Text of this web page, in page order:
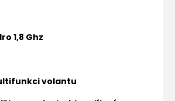
1,8 Ghz
volantu